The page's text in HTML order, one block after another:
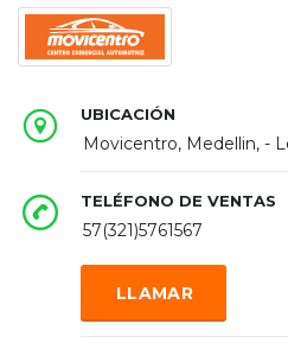
UBICACIÓN
Movicentro, Medellin, -
TELÉFONO DE VENTAS
57(321)5761567
LLAMAR